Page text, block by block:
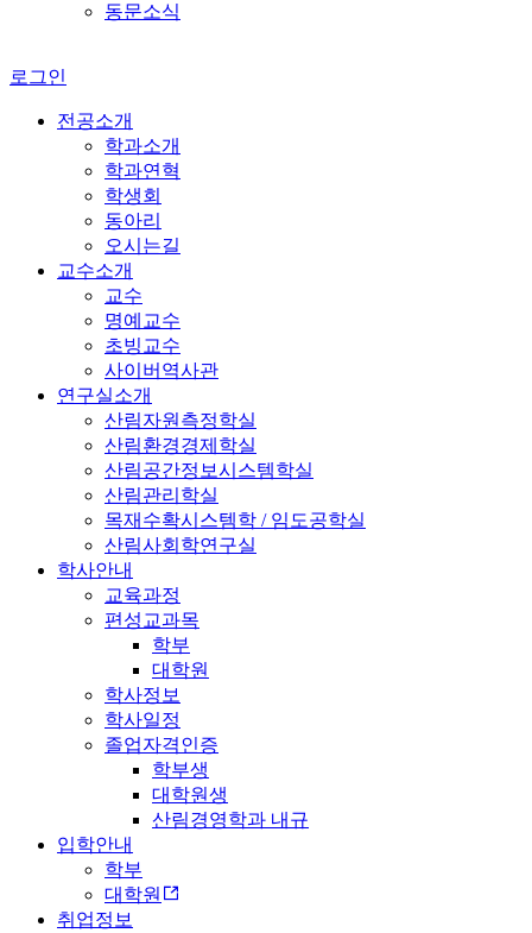
동문소식
로그인
전공소개
학과소개
학과연혁
학생회
동아리
오시는길
교수소개
교수
명예교수
초빙교수
사이버역사관
연구실소개
산림자원측정학실
산림환경경제학실
산림공간정보시스템학실
산림관리학실
목재수확시스템학 / 임도공학실
산림사회학연구실
학사안내
교육과정
편성교과목
학부
대학원
학사정보
학사일정
졸업자격인증
학부생
대학원생
산림경영학과 내규
입학안내
학부
대학원
취업정보